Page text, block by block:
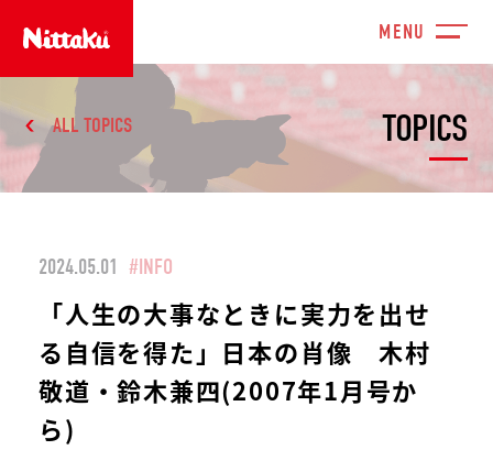
TOPICS
ALL TOPICS
2024.05.01 #INFO
「人生の大事なときに実力を出せ
る自信を得た」日本の肖像 木村
敬道・鈴木兼四(2007年1月号か
ら)